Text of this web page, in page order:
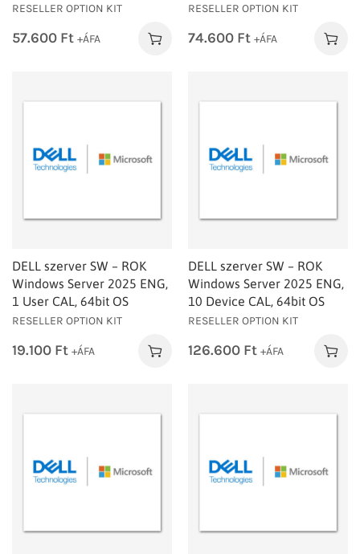
RESELLER OPTION KIT
57.600 Ft +ÁFA
RESELLER OPTION KIT
74.600 Ft +ÁFA
DELL szerver SW – ROK
Windows Server 2025 ENG,
1 User CAL, 64bit OS
RESELLER OPTION KIT
19.100 Ft +ÁFA
DELL szerver SW – ROK
Windows Server 2025 ENG,
10 Device CAL, 64bit OS
RESELLER OPTION KIT
126.600 Ft +ÁFA